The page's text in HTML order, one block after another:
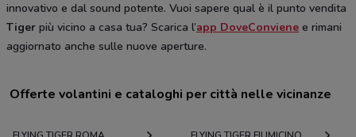
innovativo e dal sound potente. Vuoi sapere qual è il punto vendita
Tiger più vicino a casa tua? Scarica l’app DoveConviene e rimani
aggiornato anche sulle nuove aperture.
Offerte volantini e cataloghi per città nelle vicinanze